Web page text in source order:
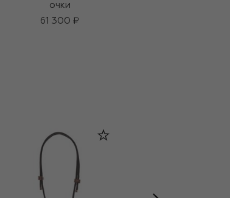
очки
61 300 ₽